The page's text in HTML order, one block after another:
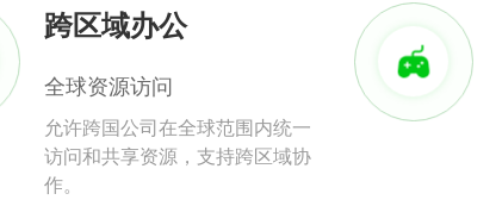
跨区域办公
全球资源访问
允许跨国公司在全球范围内统一
访问和共享资源，支持跨区域协
作。